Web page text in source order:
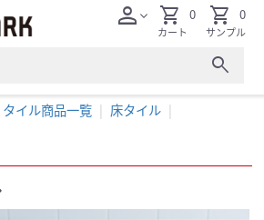
search
personexpand_more shopping_cart
カート
0 shopping_cart
サンプル
0
タイル商品一覧 床タイル